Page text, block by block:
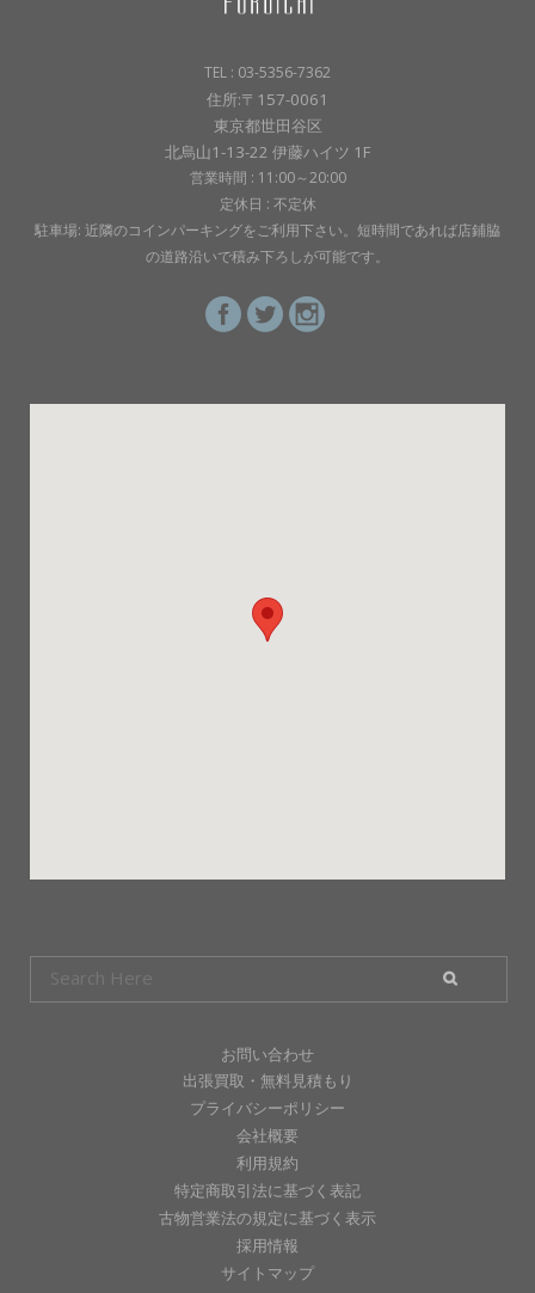
TEL : 03-5356-7362
住所:〒157-0061
東京都世田谷区
北烏山1-13-22 伊藤ハイツ 1F
営業時間 : 11:00～20:00
定休日 : 不定休
駐車場: 近隣のコインパーキングをご利用下さい。短時間であれば店鋪脇
の道路沿いで積み下ろしが可能です。
お問い合わせ
出張買取・無料見積もり
プライバシーポリシー
会社概要
利用規約
特定商取引法に基づく表記
古物営業法の規定に基づく表示
採用情報
サイトマップ